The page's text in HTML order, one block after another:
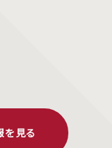
を見る